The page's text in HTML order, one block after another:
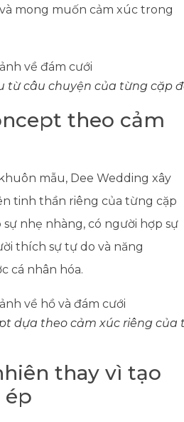
mong muốn cảm xúc trong
từ câu chuyện của từng cặp
theo cảm
mẫu, Dee Wedding xây
tinh thần riêng của từng cặp
nhẹ nhàng, có người hợp sự
thích sự tự do và năng
cá nhân hóa.
dựa theo cảm xúc riêng của
thay vì tạo
ép